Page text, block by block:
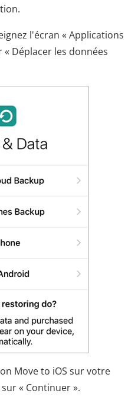
l'écran « Applications
Déplacer les données
Move to iOS sur votre
« Continuer ».